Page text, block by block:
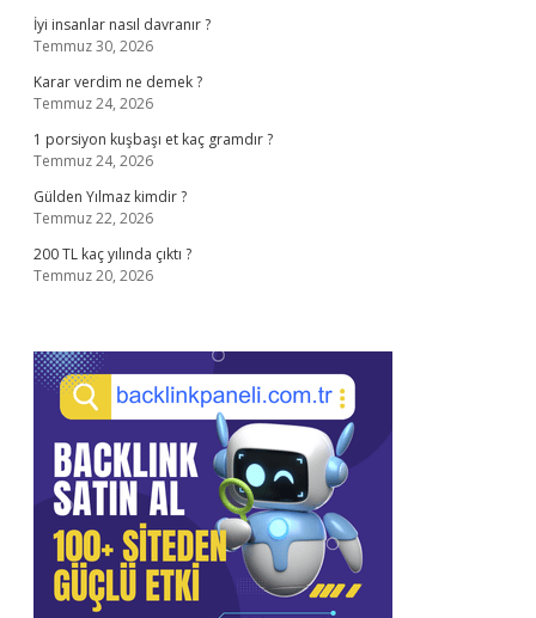
İyi insanlar nasıl davranır ?
Temmuz 30, 2026
Karar verdim ne demek ?
Temmuz 24, 2026
1 porsiyon kuşbaşı et kaç gramdır ?
Temmuz 24, 2026
Gülden Yılmaz kimdir ?
Temmuz 22, 2026
200 TL kaç yılında çıktı ?
Temmuz 20, 2026